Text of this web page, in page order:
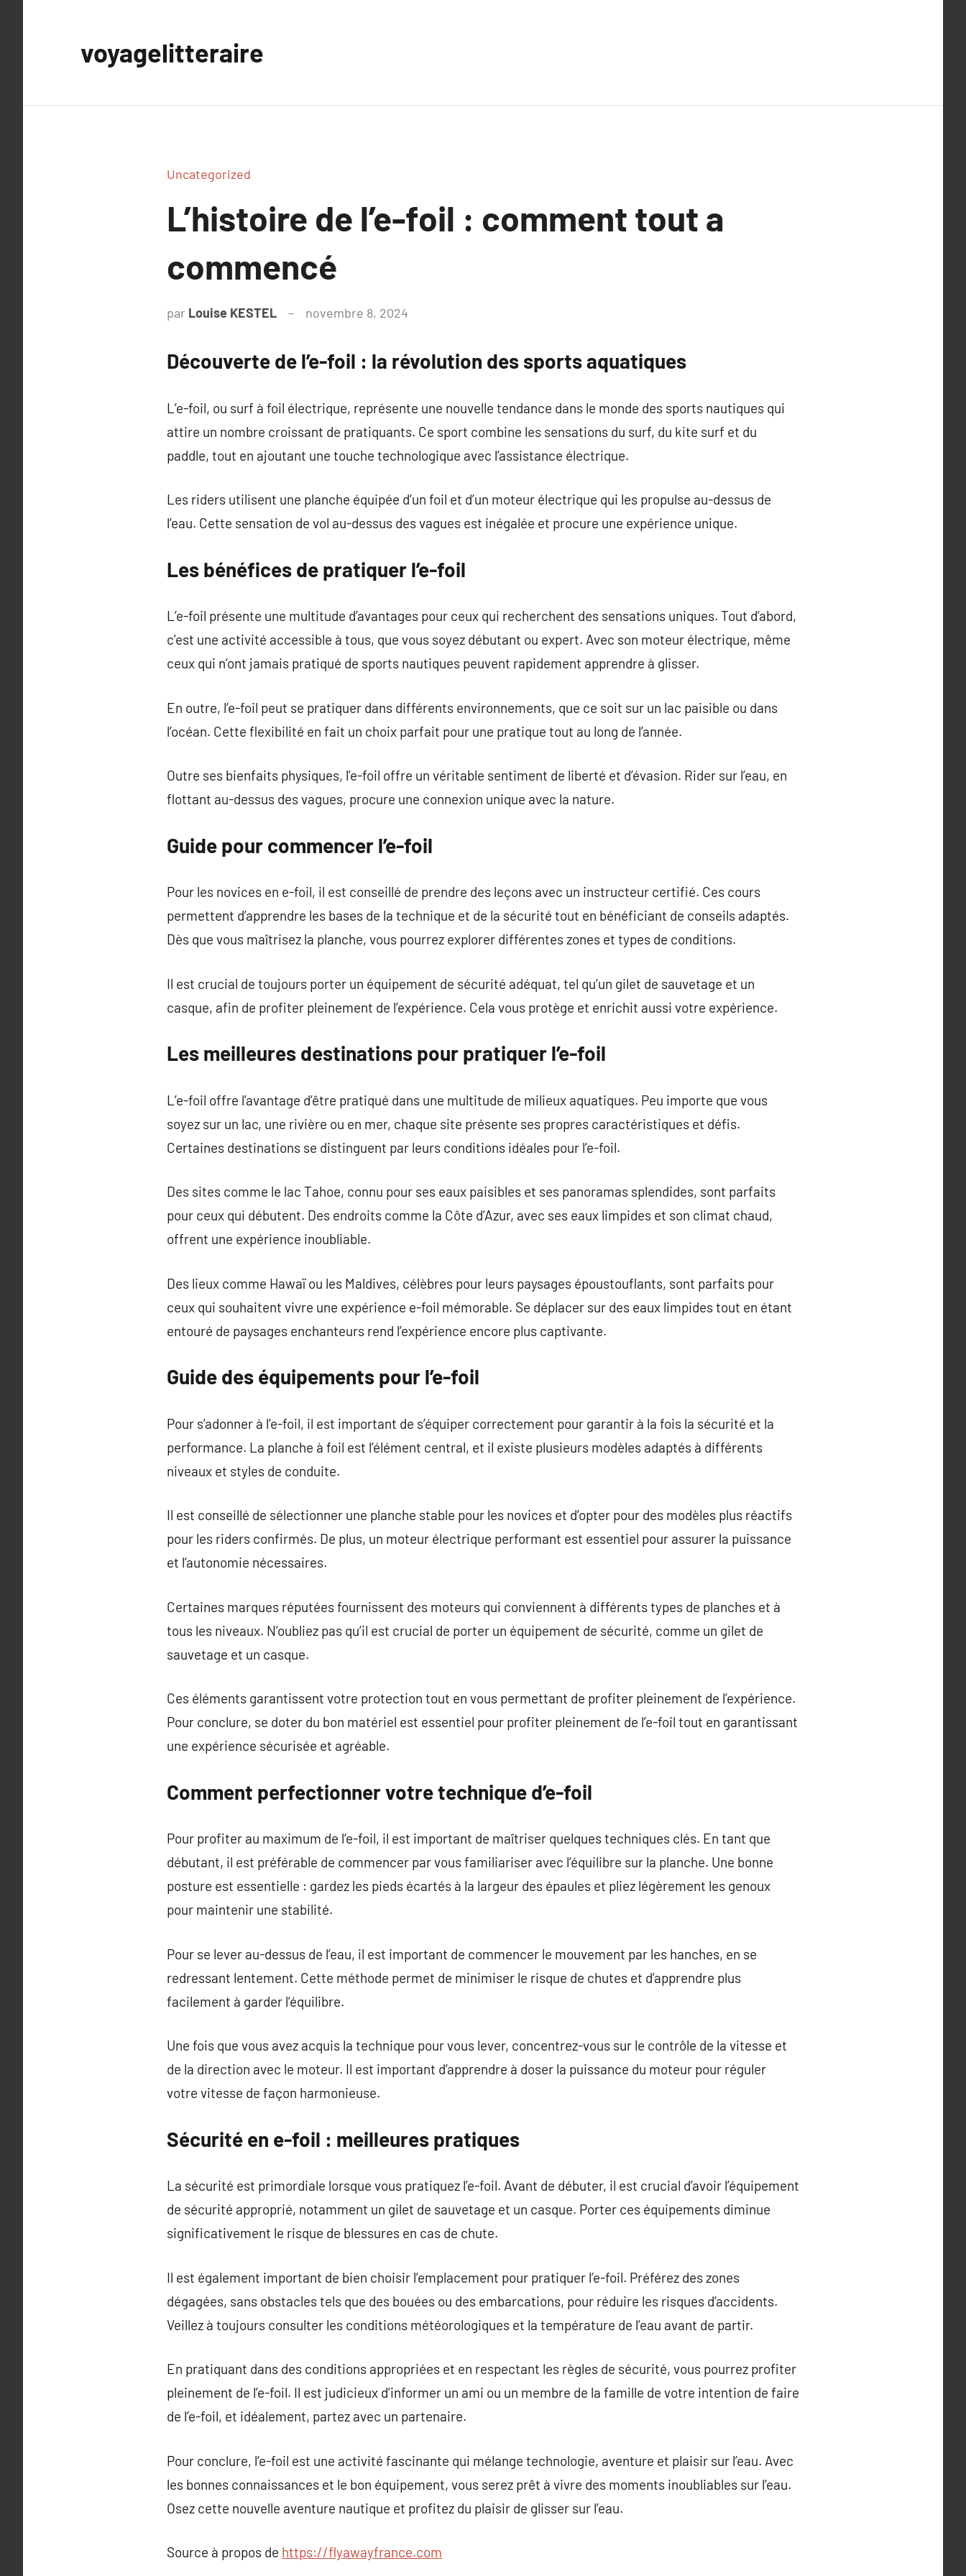
voyagelitteraire
Uncategorized
L’histoire de l’e-foil : comment tout a
commencé
par Louise KESTEL novembre 8, 2024
Découverte de l’e-foil : la révolution des sports aquatiques
L’e-foil, ou surf à foil électrique, représente une nouvelle tendance dans le monde des sports nautiques qui
attire un nombre croissant de pratiquants. Ce sport combine les sensations du surf, du kite surf et du
paddle, tout en ajoutant une touche technologique avec l’assistance électrique.
Les riders utilisent une planche équipée d’un foil et d’un moteur électrique qui les propulse au-dessus de
l’eau. Cette sensation de vol au-dessus des vagues est inégalée et procure une expérience unique.
Les bénéfices de pratiquer l’e-foil
L’e-foil présente une multitude d’avantages pour ceux qui recherchent des sensations uniques. Tout d’abord,
c’est une activité accessible à tous, que vous soyez débutant ou expert. Avec son moteur électrique, même
ceux qui n’ont jamais pratiqué de sports nautiques peuvent rapidement apprendre à glisser.
En outre, l’e-foil peut se pratiquer dans différents environnements, que ce soit sur un lac paisible ou dans
l’océan. Cette flexibilité en fait un choix parfait pour une pratique tout au long de l’année.
Outre ses bienfaits physiques, l’e-foil offre un véritable sentiment de liberté et d’évasion. Rider sur l’eau, en
flottant au-dessus des vagues, procure une connexion unique avec la nature.
Guide pour commencer l’e-foil
Pour les novices en e-foil, il est conseillé de prendre des leçons avec un instructeur certifié. Ces cours
permettent d’apprendre les bases de la technique et de la sécurité tout en bénéficiant de conseils adaptés.
Dès que vous maîtrisez la planche, vous pourrez explorer différentes zones et types de conditions.
Il est crucial de toujours porter un équipement de sécurité adéquat, tel qu’un gilet de sauvetage et un
casque, afin de profiter pleinement de l’expérience. Cela vous protège et enrichit aussi votre expérience.
Les meilleures destinations pour pratiquer l’e-foil
L’e-foil offre l’avantage d’être pratiqué dans une multitude de milieux aquatiques. Peu importe que vous
soyez sur un lac, une rivière ou en mer, chaque site présente ses propres caractéristiques et défis.
Certaines destinations se distinguent par leurs conditions idéales pour l’e-foil.
Des sites comme le lac Tahoe, connu pour ses eaux paisibles et ses panoramas splendides, sont parfaits
pour ceux qui débutent. Des endroits comme la Côte d’Azur, avec ses eaux limpides et son climat chaud,
offrent une expérience inoubliable.
Des lieux comme Hawaï ou les Maldives, célèbres pour leurs paysages époustouflants, sont parfaits pour
ceux qui souhaitent vivre une expérience e-foil mémorable. Se déplacer sur des eaux limpides tout en étant
entouré de paysages enchanteurs rend l’expérience encore plus captivante.
Guide des équipements pour l’e-foil
Pour s’adonner à l’e-foil, il est important de s’équiper correctement pour garantir à la fois la sécurité et la
performance. La planche à foil est l’élément central, et il existe plusieurs modèles adaptés à différents
niveaux et styles de conduite.
Il est conseillé de sélectionner une planche stable pour les novices et d’opter pour des modèles plus réactifs
pour les riders confirmés. De plus, un moteur électrique performant est essentiel pour assurer la puissance
et l’autonomie nécessaires.
Certaines marques réputées fournissent des moteurs qui conviennent à différents types de planches et à
tous les niveaux. N’oubliez pas qu’il est crucial de porter un équipement de sécurité, comme un gilet de
sauvetage et un casque.
Ces éléments garantissent votre protection tout en vous permettant de profiter pleinement de l’expérience.
Pour conclure, se doter du bon matériel est essentiel pour profiter pleinement de l’e-foil tout en garantissant
une expérience sécurisée et agréable.
Comment perfectionner votre technique d’e-foil
Pour profiter au maximum de l’e-foil, il est important de maîtriser quelques techniques clés. En tant que
débutant, il est préférable de commencer par vous familiariser avec l’équilibre sur la planche. Une bonne
posture est essentielle : gardez les pieds écartés à la largeur des épaules et pliez légèrement les genoux
pour maintenir une stabilité.
Pour se lever au-dessus de l’eau, il est important de commencer le mouvement par les hanches, en se
redressant lentement. Cette méthode permet de minimiser le risque de chutes et d’apprendre plus
facilement à garder l’équilibre.
Une fois que vous avez acquis la technique pour vous lever, concentrez-vous sur le contrôle de la vitesse et
de la direction avec le moteur. Il est important d’apprendre à doser la puissance du moteur pour réguler
votre vitesse de façon harmonieuse.
Sécurité en e-foil : meilleures pratiques
La sécurité est primordiale lorsque vous pratiquez l’e-foil. Avant de débuter, il est crucial d’avoir l’équipement
de sécurité approprié, notamment un gilet de sauvetage et un casque. Porter ces équipements diminue
significativement le risque de blessures en cas de chute.
Il est également important de bien choisir l’emplacement pour pratiquer l’e-foil. Préférez des zones
dégagées, sans obstacles tels que des bouées ou des embarcations, pour réduire les risques d’accidents.
Veillez à toujours consulter les conditions météorologiques et la température de l’eau avant de partir.
En pratiquant dans des conditions appropriées et en respectant les règles de sécurité, vous pourrez profiter
pleinement de l’e-foil. Il est judicieux d’informer un ami ou un membre de la famille de votre intention de faire
de l’e-foil, et idéalement, partez avec un partenaire.
Pour conclure, l’e-foil est une activité fascinante qui mélange technologie, aventure et plaisir sur l’eau. Avec
les bonnes connaissances et le bon équipement, vous serez prêt à vivre des moments inoubliables sur l’eau.
Osez cette nouvelle aventure nautique et profitez du plaisir de glisser sur l’eau.
Source à propos de https://flyawayfrance.com